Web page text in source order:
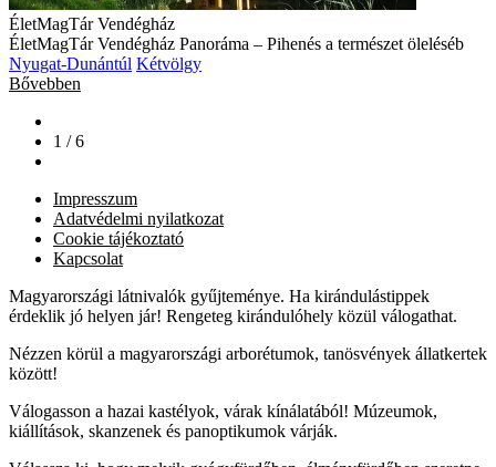
ÉletMagTár Vendégház
ÉletMagTár Vendégház Panoráma – Pihenés a természet öleléséb
Nyugat-Dunántúl Kétvölgy
Bővebben
1 / 6
Impresszum
Adatvédelmi nyilatkozat
Cookie tájékoztató
Kapcsolat
Magyarországi látnivalók gyűjteménye. Ha kirándulástippek
érdeklik jó helyen jár! Rengeteg kirándulóhely közül válogathat.
Nézzen körül a magyarországi arborétumok, tanösvények állatkertek
között!
Válogasson a hazai kastélyok, várak kínálatából! Múzeumok,
kiállítások, skanzenek és panoptikumok várják.